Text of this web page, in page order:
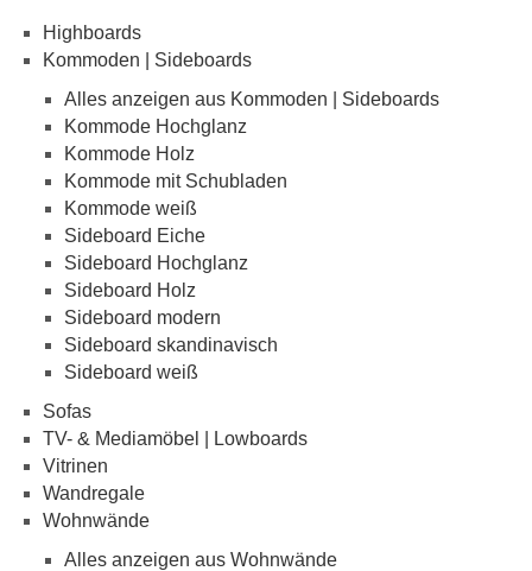
Highboards
Kommoden | Sideboards
Alles anzeigen aus Kommoden | Sideboards
Kommode Hochglanz
Kommode Holz
Kommode mit Schubladen
Kommode weiß
Sideboard Eiche
Sideboard Hochglanz
Sideboard Holz
Sideboard modern
Sideboard skandinavisch
Sideboard weiß
Sofas
TV- & Mediamöbel | Lowboards
Vitrinen
Wandregale
Wohnwände
Alles anzeigen aus Wohnwände